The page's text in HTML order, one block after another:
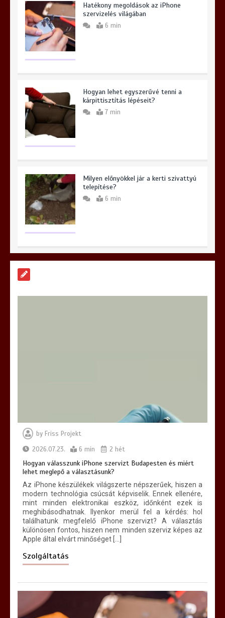
Hatékony megoldások az iPhone
szervizelés világában
6 min
Hogyan lehet egyszerűvé tenni a
kárpittisztítás lépéseit?
7 min
Milyen előnyökkel jár a kerti szivattyú
telepítése?
6 min
kárpittisztítás lépéseit?
by Friss Projekt
2026.07.23.
6 min 2 hét
Hogyan válasszunk iPhone szervizt Budapesten és miért
lehet meglepő a választásunk?
Az iPhone készülékek világszerte népszerűek, hiszen a
modern technológia csúcsát képviselik. Ennek ellenére,
mint minden elektronikai eszköz, időnként ezek is
meghibásodhatnak. Ilyenkor merül fel a kérdés: hol
találhatunk megfelelő iPhone szervizt? A választás
különösen fontos, hiszen nem minden szerviz képes az
Apple által elvárt minőséget […]
Szolgáltatás